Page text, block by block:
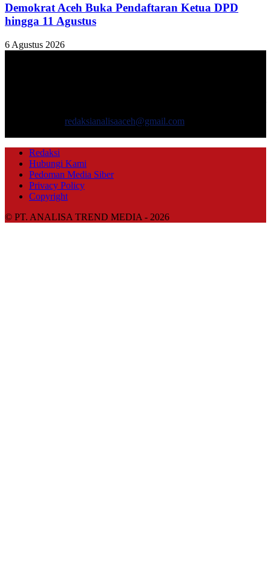
Demokrat Aceh Buka Pendaftaran Ketua DPD
hingga 11 Agustus
6 Agustus 2026
redaksianalisaaceh@gmail.com
Redaksi
Hubungi Kami
Pedoman Media Siber
Privacy Policy
Copyright
© PT. ANALISA TREND MEDIA - 2026